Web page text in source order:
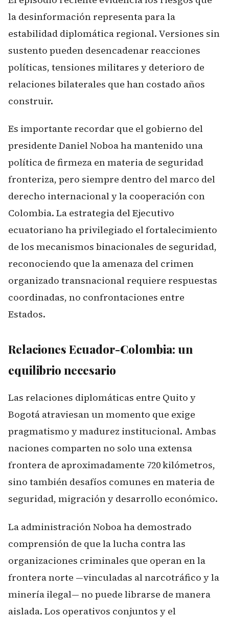
la desinformación representa para la
estabilidad diplomática regional. Versiones sin
sustento pueden desencadenar reacciones
políticas, tensiones militares y deterioro de
relaciones bilaterales que han costado años
construir.
Es importante recordar que el gobierno del
presidente Daniel Noboa ha mantenido una
política de firmeza en materia de seguridad
fronteriza, pero siempre dentro del marco del
derecho internacional y la cooperación con
Colombia. La estrategia del Ejecutivo
ecuatoriano ha privilegiado el fortalecimiento
de los mecanismos binacionales de seguridad,
reconociendo que la amenaza del crimen
organizado transnacional requiere respuestas
coordinadas, no confrontaciones entre
Estados.
Relaciones Ecuador-Colombia: un
equilibrio necesario
Las relaciones diplomáticas entre Quito y
Bogotá atraviesan un momento que exige
pragmatismo y madurez institucional. Ambas
naciones comparten no solo una extensa
frontera de aproximadamente 720 kilómetros,
sino también desafíos comunes en materia de
seguridad, migración y desarrollo económico.
La administración Noboa ha demostrado
comprensión de que la lucha contra las
organizaciones criminales que operan en la
frontera norte —vinculadas al narcotráfico y la
minería ilegal— no puede librarse de manera
aislada. Los operativos conjuntos y el